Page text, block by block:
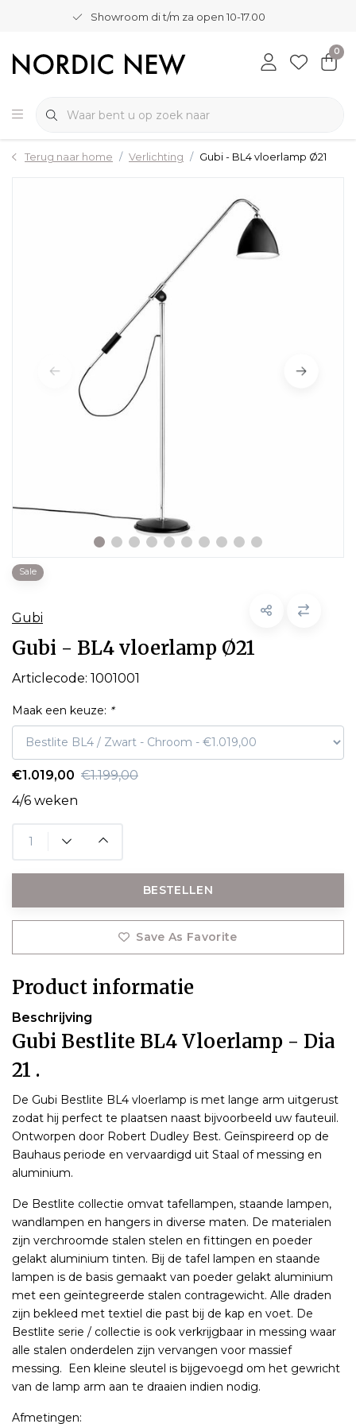
Showroom di t/m za open 10-17.00
0
Terug naar home Verlichting Gubi - BL4 vloerlamp Ø21
Sale
Gubi
Gubi - BL4 vloerlamp Ø21
Articlecode: 1001001
Maak een keuze: *
€1.019,00 €1.199,00
4/6 weken
BESTELLEN
Save As Favorite
Product informatie
Beschrijving
Gubi Bestlite BL4 Vloerlamp - Dia
21 .
De Gubi Bestlite BL4 vloerlamp is met lange arm uitgerust
zodat hij perfect te plaatsen naast bijvoorbeeld uw fauteuil.
Ontworpen door Robert Dudley Best. Geïnspireerd op de
Bauhaus periode en vervaardigd uit Staal of messing en
aluminium.
De Bestlite collectie omvat tafellampen, staande lampen,
wandlampen en hangers in diverse maten. De materialen
zijn verchroomde stalen stelen en fittingen en poeder
gelakt aluminium tinten. Bij de tafel lampen en staande
lampen is de basis gemaakt van poeder gelakt aluminium
met een geïntegreerde stalen contragewicht. Alle draden
zijn bekleed met textiel die past bij de kap en voet. De
Bestlite serie / collectie is ook verkrijgbaar in messing waar
alle stalen onderdelen zijn vervangen voor massief
messing. Een kleine sleutel is bijgevoegd om het gewricht
van de lamp arm aan te draaien indien nodig.
Afmetingen: